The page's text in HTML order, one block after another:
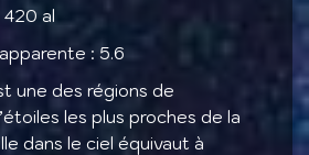
420 al
: 5.6
une des régions de
les plus proches de la
dans le ciel équivaut à